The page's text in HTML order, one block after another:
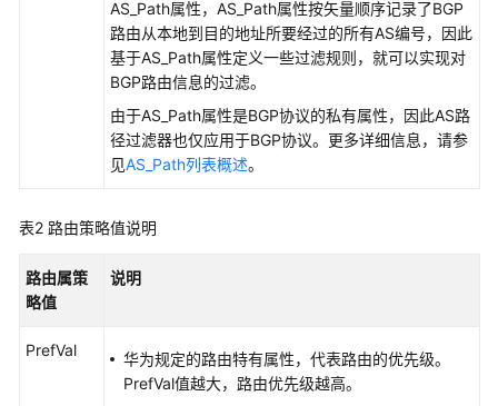
加
略
节
AS_Path属性，AS_Path属性按矢量顺序记录了BGP
路由从本地到目的地址所要经过的所有AS编号，因此
基于AS_Path属性定义一些过滤规则，就可以实现对
BGP路由信息的过滤。
由于AS_Path属性是BGP协议的私有属性，因此AS路
径过滤器也仅应用于BGP协议。更多详细信息，请参
见AS_Path列表概述。
表2 路由策略值说明
路由属策
略值
说明
PrefVal
华为规定的路由特有属性，代表路由的优先级。
PrefVal值越大，路由优先级越高。